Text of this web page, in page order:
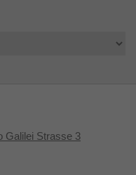
Galilei Strasse 3